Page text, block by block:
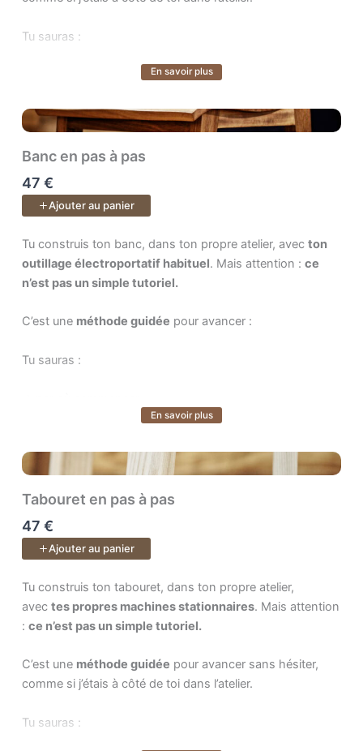
Tu sauras :
➜ quoi faire ensuite,
➜ et surtout pourquoi chaque geste compte.
À la fin, tu tiendras dans tes mains
finie, mais surtoutune nouvelle fierté
confiance dans ton savoir-faire.
En savoir plus
Banc en pas à pas
47 €
Ajouter au panier
Tu construis ton banc, dans ton propre atelier, avec . Mais
Tu construis ton banc, dans ton propre atelier, avecton
outillage électroportatif habituel. Mais attention :ce
n’est pas un simple tutoriel.
C’est une méthode guidée pour avancer :
Tu sauras :
➜ et surtout pourquoi chaque geste compte.
surtout
jusqu’au bout et d’avoir retrouvé confiance dans ton
Un pas à pas de20 vidéos.
En savoir plus
Tabouret en pas à pas
47 €
Ajouter au panier
Tu construis ton tabouret, dans ton propre atelier, avec .
Tu construis ton tabouret, dans ton propre atelier,
avectes propres machines stationnaires. Mais attention
:ce n’est pas un simple tutoriel.
C’est une méthode guidée pour avancer sans hésiter,
comme si j’étais à côté de toi dans l’atelier.
Tu sauras :